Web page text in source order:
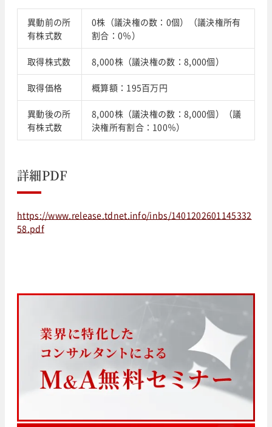
異動前の所
有株式数
0株（議決権の数：0個）（議決権所有
割合：0％）
取得株式数 8,000株（議決権の数：8,000個）
取得価格 概算額：195百万円
異動後の所
有株式数
8,000株（議決権の数：8,000個）（議
決権所有割合：100％）
詳細PDF
https://www.release.tdnet.info/inbs/1401202601145332
58.pdf